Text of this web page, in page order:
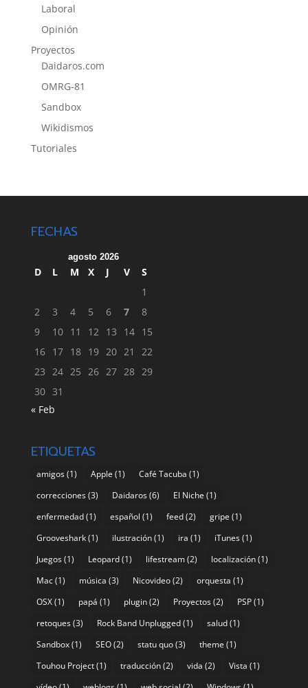
Laboral
Opinión
Proyectos
Daidaros.com
OMRG-81
Sandbox
Wikidismos
Tutoriales
FECHAS
agosto 2026
D L M X J V
S
1
2
3 4 5 6 7
8
9
10 11 12 13 14 15
16 17 18 19 20 21
22
23 24 25 26 27 28 29
30 31
« Feb
ETIQUETAS
amigos(1) Apple (1) Café Tacuba (1)
correcciones(3) Daidaros(6) El Niche (1)
enfermedad(1) español (1) feed(2) gripe (1)
Grooveshark(1) ilustración(1) ira (1) iTunes(1)
Juegos(1) Leopard(1) lifestream(2) localización(1)
Mac(1) música (3) Nicovideo(2) orquesta (1)
OSX(1) papá (1) plugin(2) Proyectos(2) PSP(1)
retoques(3) Rock Band Unplugged(1) salud(1)
Sandbox(1) SEO(2) statu quo(3) theme (1)
Touhou Project(1) traducción(2) vida (2) Vista (1)